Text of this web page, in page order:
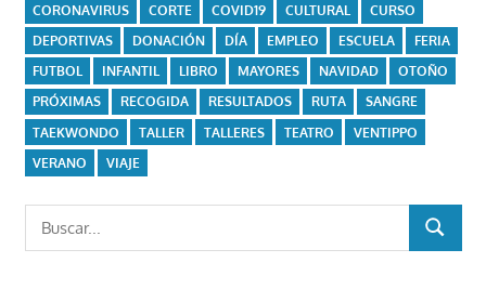
CORONAVIRUS
CORTE COVID19 CULTURAL
CURSO
DEPORTIVAS
DONACIÓN DÍA EMPLEO ESCUELA
FERIA
FUTBOL
INFANTIL LIBRO MAYORES NAVIDAD
OTOÑO
PRÓXIMAS
RECOGIDA RESULTADOS RUTA
SANGRE
TAEKWONDO
TALLER TALLERES TEATRO
VENTIPPO
VERANO
VIAJE
BUSCAR